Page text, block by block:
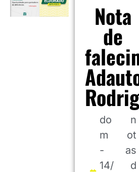
Nota
de
do
m
-
14/
n
ot
as
d